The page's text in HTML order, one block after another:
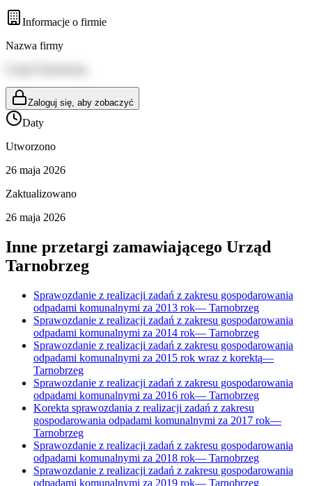
Informacje o firmie
Nazwa firmy
Zaloguj się, aby zobaczyć
Daty
Utworzono
26 maja 2026
Zaktualizowano
26 maja 2026
Inne przetargi zamawiającego Urząd
Tarnobrzeg
Sprawozdanie z realizacji zadań z zakresu gospodarowania
odpadami komunalnymi za 2013 rok— Tarnobrzeg
Sprawozdanie z realizacji zadań z zakresu gospodarowania
odpadami komunalnymi za 2014 rok— Tarnobrzeg
Sprawozdanie z realizacji zadań z zakresu gospodarowania
odpadami komunalnymi za 2015 rok wraz z korektą—
Tarnobrzeg
Sprawozdanie z realizacji zadań z zakresu gospodarowania
odpadami komunalnymi za 2016 rok— Tarnobrzeg
Korekta sprawozdania z realizacji zadań z zakresu
gospodarowania odpadami komunalnymi za 2017 rok—
Tarnobrzeg
Sprawozdanie z realizacji zadań z zakresu gospodarowania
odpadami komunalnymi za 2018 rok— Tarnobrzeg
Sprawozdanie z realizacji zadań z zakresu gospodarowania
odpadami komunalnymi za 2019 rok— Tarnobrzeg